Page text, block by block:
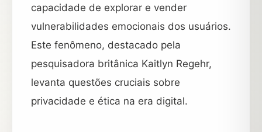
capacidade de explorar e vender
vulnerabilidades emocionais dos usuários.
Este fenômeno, destacado pela
pesquisadora britânica Kaitlyn Regehr,
levanta questões cruciais sobre
privacidade e ética na era digital.